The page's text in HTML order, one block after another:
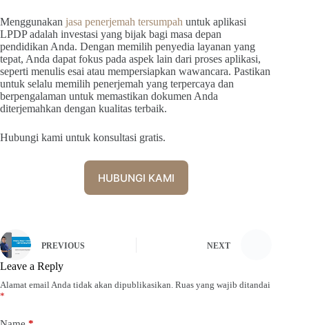
Menggunakan jasa penerjemah tersumpah untuk aplikasi
LPDP adalah investasi yang bijak bagi masa depan
pendidikan Anda. Dengan memilih penyedia layanan yang
tepat, Anda dapat fokus pada aspek lain dari proses aplikasi,
seperti menulis esai atau mempersiapkan wawancara. Pastikan
untuk selalu memilih penerjemah yang terpercaya dan
berpengalaman untuk memastikan dokumen Anda
diterjemahkan dengan kualitas terbaik.
Hubungi kami untuk konsultasi gratis.
HUBUNGI KAMI
PREVIOUS NEXT
Leave a Reply
Alamat email Anda tidak akan dipublikasikan. Ruas yang wajib ditandai
*